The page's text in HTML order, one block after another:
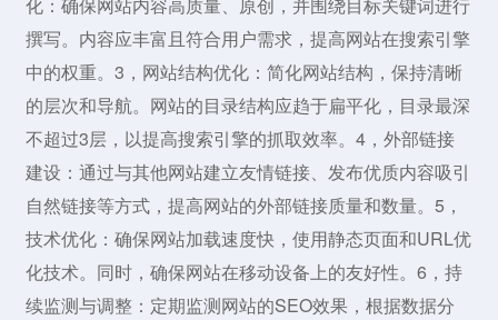
撰写。内容应丰富且符合用户需求，提高网站在搜索引擎
中的权重。3，网站结构优化：简化网站结构，保持清晰
的层次和导航。网站的目录结构应趋于扁平化，目录最深
不超过3层，以提高搜索引擎的抓取效率。4，外部链接
建设：通过与其他网站建立友情链接、发布优质内容吸引
自然链接等方式，提高网站的外部链接质量和数量。5，
技术优化：确保网站加载速度快，使用静态页面和URL优
化技术。同时，确保网站在移动设备上的友好性。6，持
续监测与调整：定期监测网站的SEO效果，根据数据分